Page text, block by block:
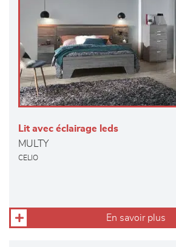
Lit avec éclairage leds
MULTY
CELIO
En savoir plus